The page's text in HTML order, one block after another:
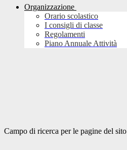
Organizzazione
Orario scolastico
I consigli di classe
Regolamenti
Piano Annuale Attività
Campo di ricerca per le pagine del sito